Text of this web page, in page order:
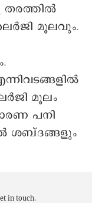
തരത്തിൽ
മൂലവും.
മൂലം
പനി
ശബ്ദങ്ങളും
in touch.